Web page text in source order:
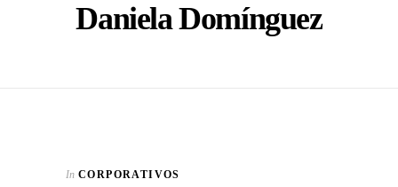
Daniela Domínguez
In CORPORATIVOS